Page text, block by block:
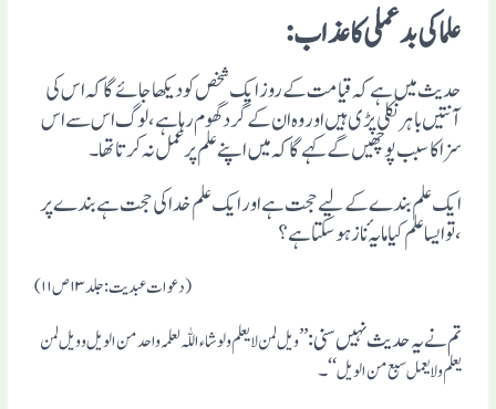
علما کی بدعملی کا عذاب :
حدیث میں ہے کہ قیامت کے روز ایک شخص کو دیکھا جائے گا کہ اس کی
آنتیں باہر نکلی پڑی ہیں اور وہ ان کے گرد گھوم رہا ہے ، لوگ اس سے اس
سزا کا سبب پوچھیں گے کہے گا کہ میں اپنے علم پر عمل نہ کرتا تھا۔
ایک علم بندے کے لیے حجت ہے اور ایک علم خدا کی حجت ہے بندے پر
، تو ایسا علم کیا مایہ ٔناز ہوسکتا ہے ؟
(دعوات عبدیت :جلد ۱۳ ص ۱۱)
تم نے یہ حدیث نہیں سنی : ’’ویل لمن لا یعلم ولو شاء اللّٰہ لعلمہ واحد من الویل وویل لمن
یعلم ولا یعمل سبع من الویل‘‘ ۔